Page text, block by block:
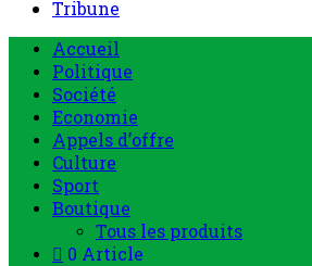
Tribune
Accueil
Politique
Société
Economie
Appels d’offre
Culture
Sport
Boutique
Tous les produits
0 Article